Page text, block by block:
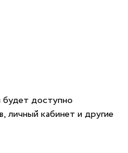
будет доступно
личный кабинет и другие